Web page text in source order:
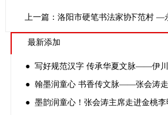
上一篇：洛阳市硬笔书法家协会伊川县
下一篇：豫西革命老区下范村 —
最新添加